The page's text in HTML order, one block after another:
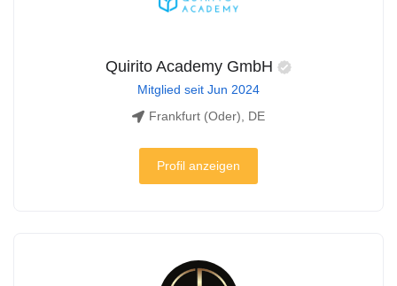
Quirito Academy GmbH
Mitglied seit Jun 2024
Frankfurt (Oder), DE
Profil anzeigen